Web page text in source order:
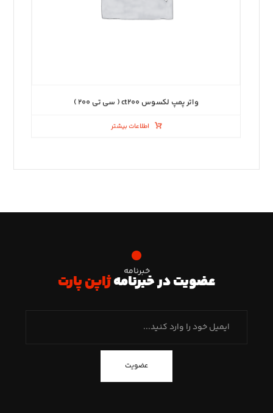
واتر پمپ لکسوس ct۲۰۰ ( سی تی ۲۰۰ )
اطلاعات بیشتر
خبرنامه
عضویت در خبرنامهژاپن پارت
عضویت